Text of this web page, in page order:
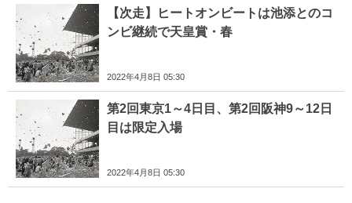
【次走】ヒートオンビートは池添とのコ
ンビ継続で天皇賞・春
2022年4月8日 05:30
第2回東京1～4日目、第2回阪神9～12日
目は限定入場
2022年4月8日 05:30